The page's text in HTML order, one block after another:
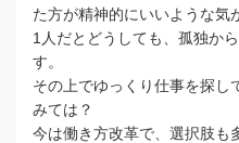
た方が精神的にいいような気
1人だとどうしても、孤独か
す。
その上でゆっくり仕事を探し
みては？
今は働き方改革で、選択肢も